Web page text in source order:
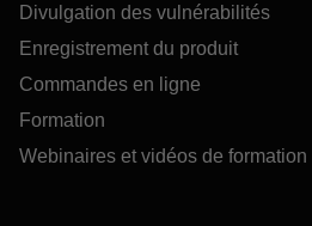
Divulgation des vulnérabilités
Enregistrement du produit
Commandes en ligne
Formation
Webinaires et vidéos de formation